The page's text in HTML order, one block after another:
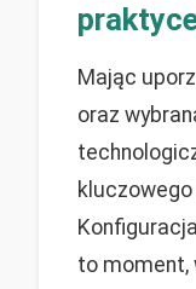
Mając
oraz
Konfiguracja
to moment,